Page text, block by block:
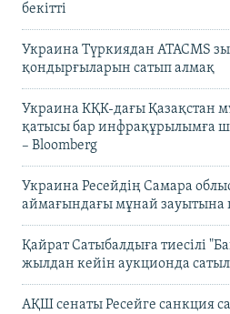
бекітті
Украина Түркиядан ATACMS
қондырғыларын сатып алмақ
Украина КҚК-дағы Қазақстан
қатысы бар инфрақұрылымға
– Bloomberg
Украина Ресейдің Самара
аймағындағы мұнай зауытына
Қайрат Сатыбалдыға тиесілі
жылдан кейін аукционда
АҚШ сенаты Ресейге санкция